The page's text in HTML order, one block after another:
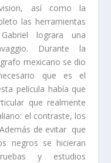
así como la
las herramientas
lograra una
Durante la
mexicano se dio
que es el
película había que
que realmente
el contraste, los
de evitar que
negros se hicieran
y estudios